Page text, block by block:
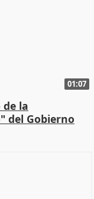
01:07
la
del Gobierno